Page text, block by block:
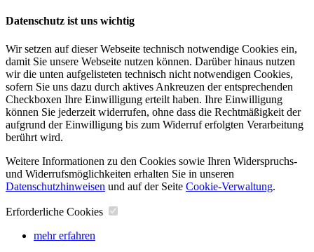
Datenschutz ist uns wichtig
Wir setzen auf dieser Webseite technisch notwendige Cookies ein,
damit Sie unsere Webseite nutzen können. Darüber hinaus nutzen
wir die unten aufgelisteten technisch nicht notwendigen Cookies,
sofern Sie uns dazu durch aktives Ankreuzen der entsprechenden
Checkboxen Ihre Einwilligung erteilt haben. Ihre Einwilligung
können Sie jederzeit widerrufen, ohne dass die Rechtmäßigkeit der
aufgrund der Einwilligung bis zum Widerruf erfolgten Verarbeitung
berührt wird.
Weitere Informationen zu den Cookies sowie Ihren Widerspruchs-
und Widerrufsmöglichkeiten erhalten Sie in unseren
Datenschutzhinweisen und auf der Seite Cookie-Verwaltung​.
Erforderliche Cookies
mehr erfahren